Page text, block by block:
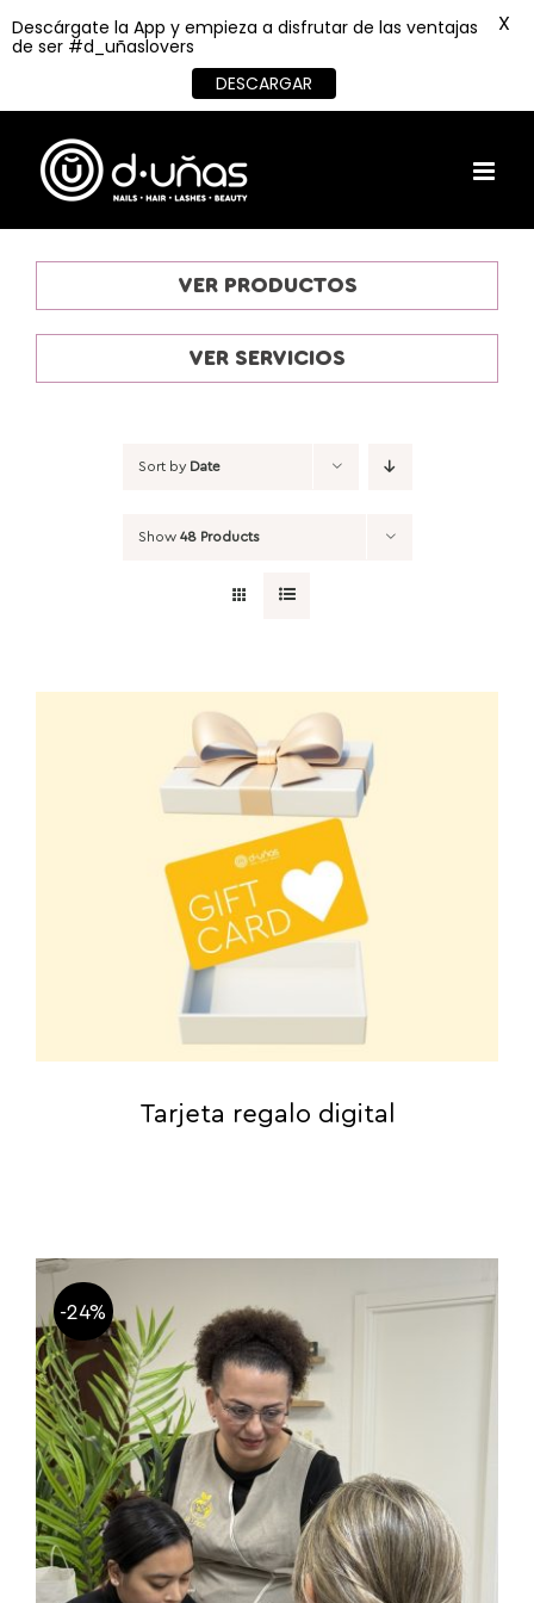
content
VER PRODUCTOS
VER SERVICIOS
Sort by Date
Show 48 Products
Tarjeta regalo digital
-24%
Descárgate la App y empieza a disfrutar de las ventajas
de ser #d_uñaslovers
DESCARGAR
X